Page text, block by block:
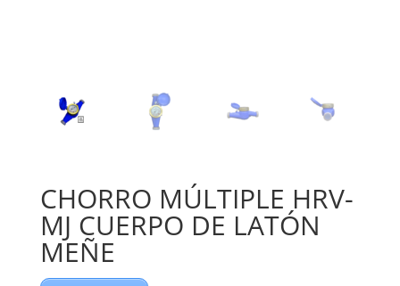
CHORRO MÚLTIPLE HRV-
MJ CUERPO DE LATÓN
MEÑE